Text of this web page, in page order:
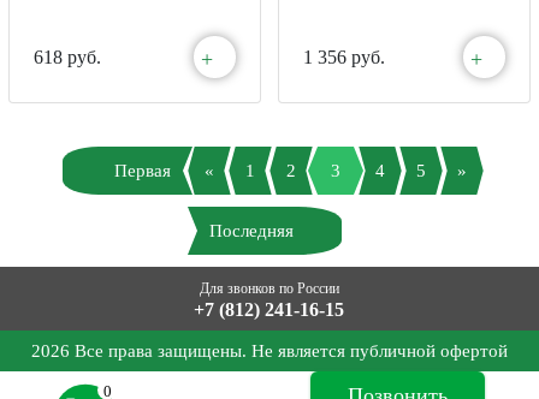
618 руб. + 1 356 руб. +
Первая « 1 2 3 4 5 »
Последняя
Для звонков по России
+7 (812) 241-16-15
2026 Все права защищены. Не является публичной офертой
0